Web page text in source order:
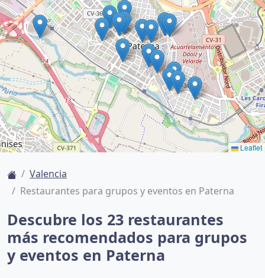
Leaflet
Valencia
Restaurantes para grupos y eventos en Paterna
Descubre los 23 restaurantes
más recomendados para grupos
y eventos en Paterna